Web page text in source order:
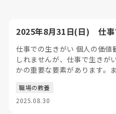
2025年8月31日(日) 仕事
仕事での生きがい 個人の価値
しれませんが、仕事で生きが
かの重要な要素があります。
職場の教養
2025.08.30